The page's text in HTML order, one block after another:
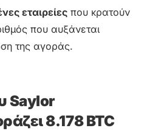
εταιρείες που κρατούν
που αυξάνεται
της αγοράς.
Saylor
8.178 BTC